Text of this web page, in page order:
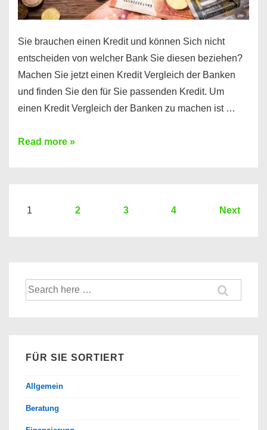
Sie brauchen einen Kredit und können Sich nicht
entscheiden von welcher Bank Sie diesen beziehen?
Machen Sie jetzt einen Kredit Vergleich der Banken
und finden Sie den für Sie passenden Kredit. Um
einen Kredit Vergleich der Banken zu machen ist …
Sie
Hier
Banken
Read more »
Seitennummerierung
1 2 3 4 Next
Suche
nach:
FÜR SIE SORTIERT
Allgemein
Beratung